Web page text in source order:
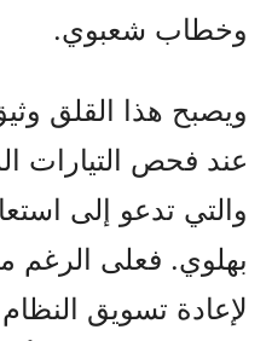
وخطاب شعبوي.
ويصبح هذا القلق
عند فحص التيارات
والتي تدعو إلى
بهلوي. فعلى الرغم
لإعادة تسويق